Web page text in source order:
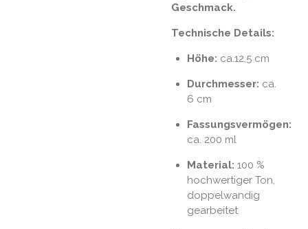
Geschmack.
Technische Details:
Höhe: ca.12,5 cm
Durchmesser: ca.
6 cm
Fassungsvermögen:
ca. 200 ml
Material: 100 %
hochwertiger Ton,
doppelwandig
gearbeitet